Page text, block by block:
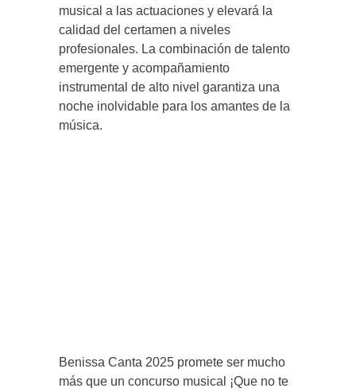
musical a las actuaciones y elevará la
calidad del certamen a niveles
profesionales. La combinación de talento
emergente y acompañamiento
instrumental de alto nivel garantiza una
noche inolvidable para los amantes de la
música.
Benissa Canta 2025 promete ser mucho
más que un concurso musical ¡Que no te